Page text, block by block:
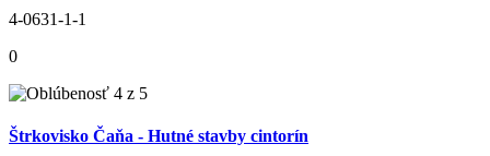
4-0631-1-1
0
Štrkovisko Čaňa - Hutné stavby cintorín